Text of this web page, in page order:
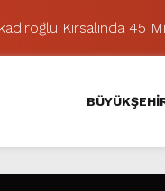
Kırsalında 45
Yarışması’nda İkinci
Caddesi’nde Son
Hacı Murat
Kırsalına
Fuarı’nda Eğlence